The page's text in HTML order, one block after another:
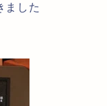
ました